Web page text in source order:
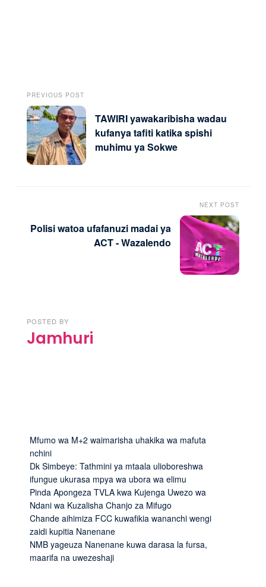
PREVIOUS POST
TAWIRI yawakaribisha wadau
kufanya tafiti katika spishi
muhimu ya Sokwe
NEXT POST
Polisi watoa ufafanuzi madai ya
ACT - Wazalendo
POSTED BY
Jamhuri
Mfumo wa M+2 waimarisha uhakika wa mafuta
nchini
Dk Simbeye: Tathmini ya mtaala ulioboreshwa
ifungue ukurasa mpya wa ubora wa elimu
Pinda Apongeza TVLA kwa Kujenga Uwezo wa
Ndani wa Kuzalisha Chanjo za Mifugo
Chande aihimiza FCC kuwafikia wananchi wengi
zaidi kupitia Nanenane
NMB yageuza Nanenane kuwa darasa la fursa,
maarifa na uwezeshaji